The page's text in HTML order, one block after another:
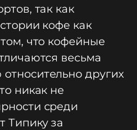
так как
кофе как
что кофейные
весьма
других
никак не
среди
Типику за